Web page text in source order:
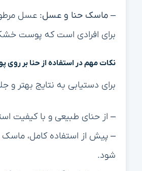
–ماسک حنا و عسل: عسل
برای افرادی است که پوست
نکات مهم در استفاده از حنا بر روی
برای دستیابی به نتایج بهتر و
– از حنای طبیعی و با کیفیت
– پیش از استفاده کامل،
شود.